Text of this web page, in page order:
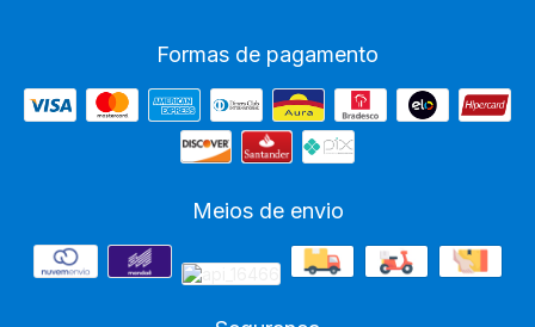
Formas de pagamento
Meios de envio